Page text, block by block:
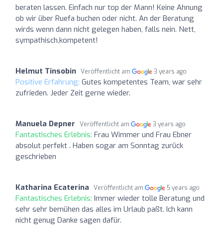
beraten lassen. Einfach nur top der Mann! Keine Ahnung
ob wir über Ruefa buchen oder nicht. An der Beratung
wirds wenn dann nicht gelegen haben, falls nein. Nett,
sympathisch,kompetent!
Helmut Tinsobin Veröffentlicht am 3 years ago
Positive Erfahrung: Gutes kompetentes Team, war sehr
zufrieden. Jeder Zeit gerne wieder.
Manuela Depner Veröffentlicht am 3 years ago
Fantastisches Erlebnis: Frau Wimmer und Frau Ebner
absolut perfekt . Haben sogar am Sonntag zurück
geschrieben
Katharina Ecaterina Veröffentlicht am 5 years ago
Fantastisches Erlebnis: Immer wieder tolle Beratung und
sehr sehr bemühen das alles im Urlaub paßt. Ich kann
nicht genug Danke sagen dafür.